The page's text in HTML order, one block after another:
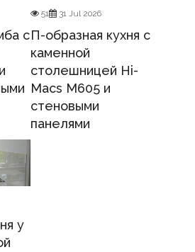
с
51 31 Jul 2026
П-образная кухня с
каменной
столешницей Hi-
Macs M605 и
стеновыми
панелями
у